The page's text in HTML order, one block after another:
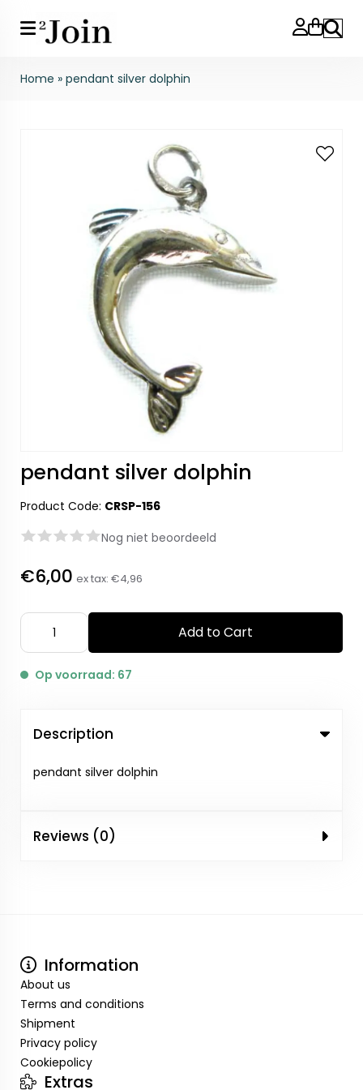
Search
Home » pendant silver dolphin
pendant silver dolphin
Product Code: CRSP-156
Nog niet beoordeeld
€6,00 ex tax: €4,96
Add to Cart
Op voorraad: 67
Description
pendant silver dolphin
Reviews (0)
Information
About us
Terms and conditions
Shipment
Privacy policy
Cookiepolicy
Extras